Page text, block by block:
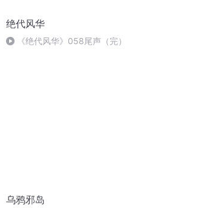
绝代风华
《绝代风华》058尾声（完）
乌鸦邪岛